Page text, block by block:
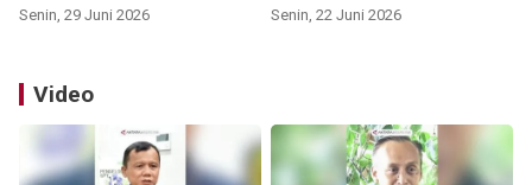
Senin, 29 Juni 2026 Senin, 22 Juni 2026
Video